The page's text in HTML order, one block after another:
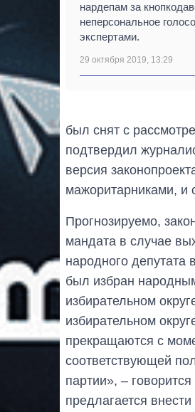
нардепам за
неперсональное
экспертами.
29 октября 2019, 13:29
был снят с
подтвердил
версия
мажоритарниками, и
Прогнозируемо,
мандата в случае
народного депутата
был избран
избирательном
избирательном
прекращаются с
соответствующей
партии», –
предлагается